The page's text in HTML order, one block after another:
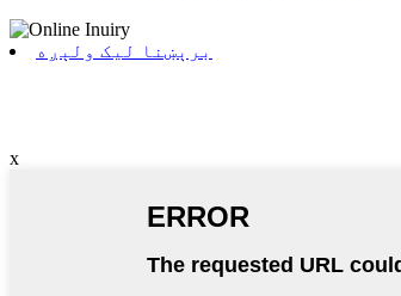
برېښنا لیک ولېږه
x